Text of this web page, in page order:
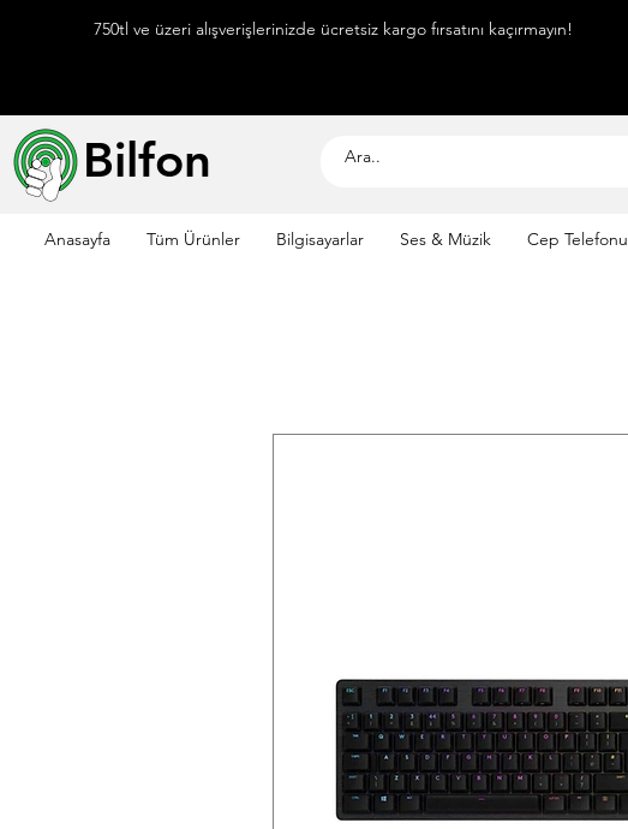
750tl ve üzeri alışverişlerinizde ücretsiz kargo fırsatını kaçırmayın!
Bilfon
Anasayfa Tüm Ürünler Bilgisayarlar Ses & Müzik Cep Telefonu